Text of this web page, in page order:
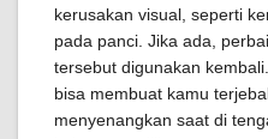
kerusakan visual, seperti
pada panci. Jika ada,
tersebut digunakan
bisa membuat kamu
menyenangkan saat di